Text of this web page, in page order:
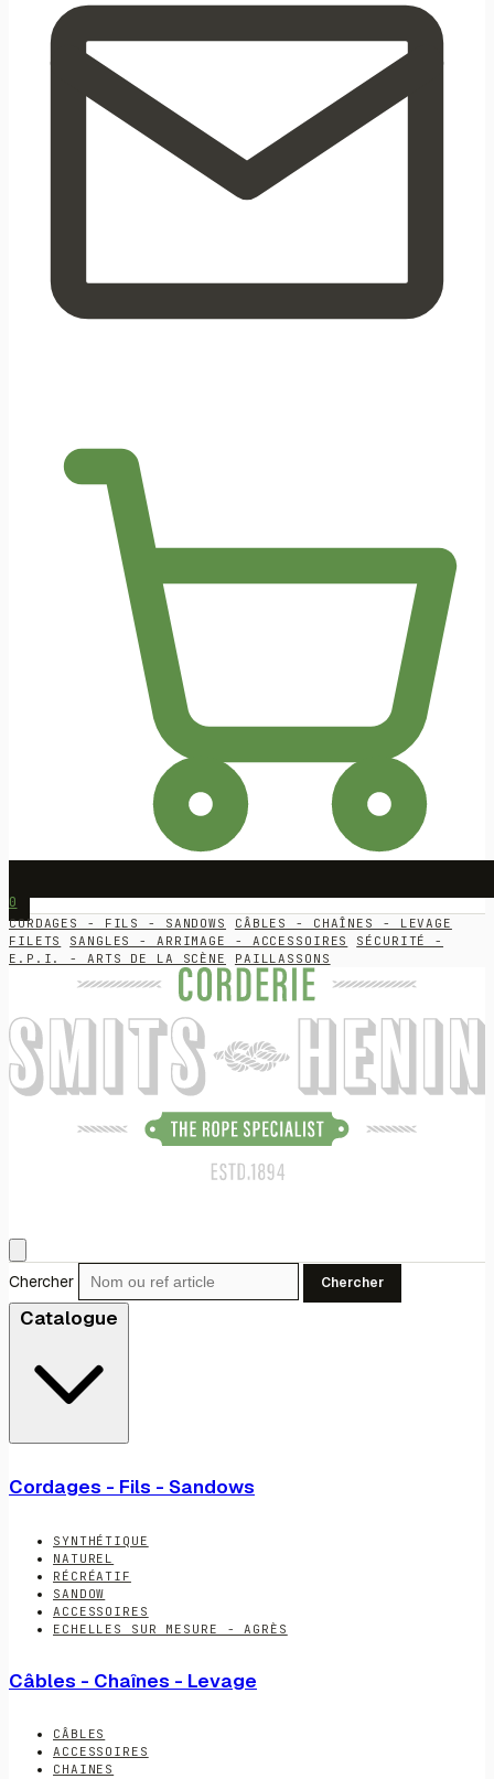
0
CORDAGES - FILS - SANDOWS
CÂBLES - CHAÎNES - LEVAGE
FILETS
SANGLES - ARRIMAGE - ACCESSOIRES
SÉCURITÉ -
E.P.I. - ARTS DE LA SCÈNE
PAILLASSONS
Chercher Chercher
Catalogue
Cordages - Fils - Sandows
SYNTHÉTIQUE
NATUREL
RÉCRÉATIF
SANDOW
ACCESSOIRES
ECHELLES SUR MESURE - AGRÈS
Câbles - Chaînes - Levage
CÂBLES
ACCESSOIRES
CHAINES